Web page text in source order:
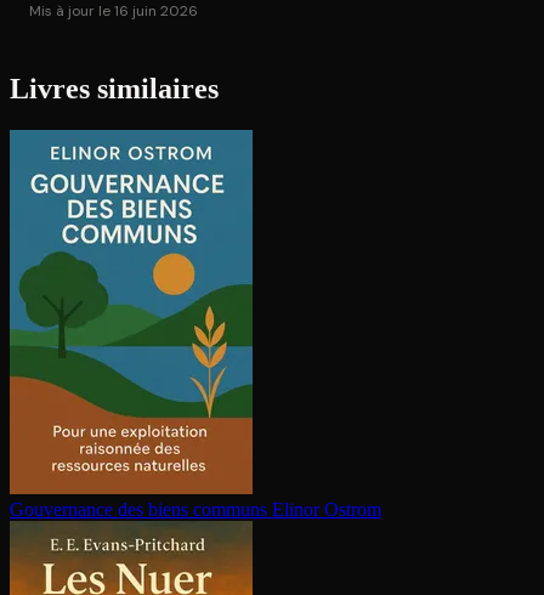
Mis à jour le 16 juin 2026
Livres similaires
Gouvernance des biens communs Elinor Ostrom